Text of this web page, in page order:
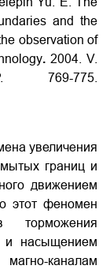
and the
observation of
.2004. V.
769-775
увеличения
границ и
движением
этот феномен
торможения
и насыщением
каналам